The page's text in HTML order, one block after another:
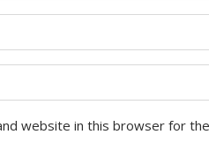
website in this browser for